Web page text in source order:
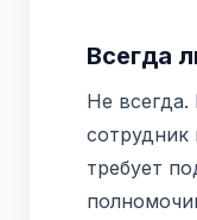
Всегда
Не
требует